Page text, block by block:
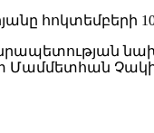
հոկտեմբերի